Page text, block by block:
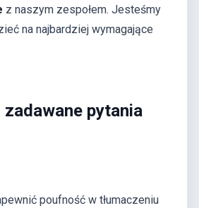
z naszym zespołem. Jesteśmy
na najbardziej wymagające
pytania
poufność w tłumaczeniu